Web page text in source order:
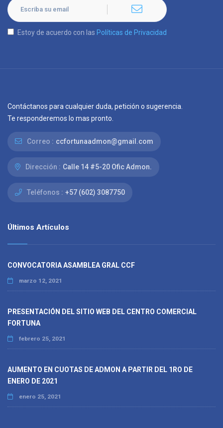
Estoy de acuerdo con las Políticas de Privacidad
Contáctanos para cualquier duda, petición o sugerencia.
Te responderemos lo mas pronto.
Correo : ccfortunaadmon@gmail.com
Dirección : Calle 14 #5-20 Ofic Admon.
Teléfonos : +57 (602) 3087750
Últimos Artículos
CONVOCATORIA ASAMBLEA GRAL CCF
marzo 12, 2021
PRESENTACIÓN DEL SITIO WEB DEL CENTRO COMERCIAL
FORTUNA
febrero 25, 2021
AUMENTO EN CUOTAS DE ADMON A PARTIR DEL 1RO DE
ENERO DE 2021
enero 25, 2021